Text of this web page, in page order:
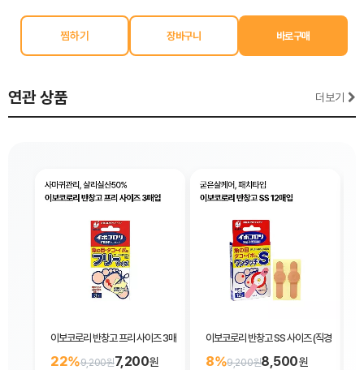
찜하기
연관 상품 더보기
이보코로리 반창고 프리 사이즈 3매입
22%9,200원7,200원
이보코로리 반창고 SS 사이즈 (직경 5mm)
8%9,200원8,500원